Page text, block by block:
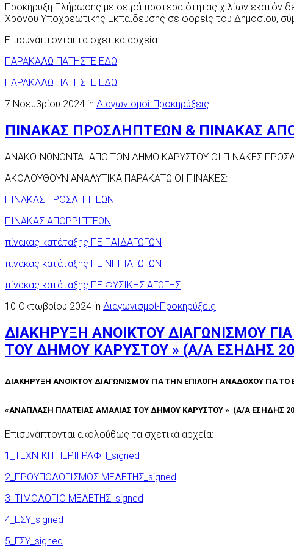
Προκήρυξη Πλήρωσης με σειρά προτεραιότητας χιλίων εκατόν
Χρόνου Υποχρεωτικής Εκπαίδευσης σε φορείς του Δημοσίου,
Επισυνάπτονται τα σχετικά αρχεία:
ΠΑΡΑΚΑΛΩ ΠΑΤΗΣΤΕ ΕΔΩ
ΠΑΡΑΚΑΛΩ ΠΑΤΗΣΤΕ ΕΔΩ
7 Νοεμβρίου 2024 in Διαγωνισμοί-Προκηρύξεις
ΠΙΝΑΚΑΣ ΠΡΟΣΛΗΠΤΕΩΝ & ΠΙΝΑΚΑΣ
ΑΝΑΚΟΙΝΩΝΟΝΤΑΙ ΑΠΟ ΤΟΝ ΔΗΜΟ ΚΑΡΥΣΤΟΥ ΟΙ ΠΙΝΑΚΕΣ
ΑΚΟΛΟΥΘΟΥΝ ΑΝΑΛΥΤΙΚΑ ΠΑΡΑΚΑΤΩ ΟΙ ΠΙΝΑΚΕΣ:
ΠΙΝΑΚΑΣ ΠΡΟΣΛΗΠΤΕΩΝ
ΠΙΝΑΚΑΣ ΑΠΟΡΡΙΠΤΕΩΝ
πίνακας κατάταξης ΠΕ ΠΑΙΔΑΓΩΓΩΝ
πίνακας κατάταξης ΠΕ ΝΗΠΙΑΓΩΓΩΝ
πίνακας κατάταξης ΠΕ ΦΥΣΙΚΗΣ ΑΓΩΓΗΣ
10 Οκτωβρίου 2024 in Διαγωνισμοί-Προκηρύξεις
ΔΙΑΚΗΡΥΞΗ ΑΝΟΙΚΤΟΥ ΔΙΑΓΩΝΙΣΜΟΥ
ΤΟΥ ΔΗΜΟΥ ΚΑΡΥΣΤΟΥ » (Α/Α ΕΣΗΔΗΣ
ΔΙΑΚΗΡΥΞΗ ΑΝΟΙΚΤΟΥ ΔΙΑΓΩΝΙΣΜΟΥ ΓΙΑ ΤΗΝ ΕΠΙΛΟΓΗ ΑΝΑΔΟΧΟΥ ΓΙΑ ΤΟ
«ΑΝΑΠΛΑΣΗ ΠΛΑΤΕΙΑΣ ΑΜΑΛΙΑΣ ΤΟΥ ΔΗΜΟΥ ΚΑΡΥΣΤΟΥ » (Α/Α ΕΣΗΔΗΣ
Επισυνάπτονται ακολούθως τα σχετικά αρχεία:
1_ΤΕΧΝΙΚΗ ΠΕΡΙΓΡΑΦΗ_signed
2_ΠΡΟΥΠΟΛΟΓΙΣΜΟΣ ΜΕΛΕΤΗΣ_signed
3_ΤΙΜΟΛΟΓΙΟ ΜΕΛΕΤΗΣ_signed
4_ΕΣΥ_signed
5_ΓΣΥ_signed